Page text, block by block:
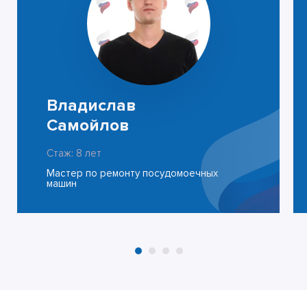
Владислав
Самойлов
Стаж: 8 лет
Мастер по ремонту посудомоечных
машин